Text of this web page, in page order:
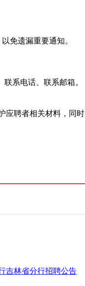
免遗漏重要通知。
系电话、联系邮箱。
应聘者相关材料，同时
吉林省分行招聘公告